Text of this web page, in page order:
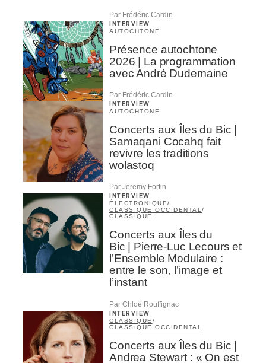
Par Frédéric Cardin
INTERVIEW
AUTOCHTONE
Présence autochtone
2026 | La programmation
avec André Dudemaine
Par Frédéric Cardin
INTERVIEW
AUTOCHTONE
Concerts aux Îles du Bic |
Samaqani Cocahq fait
revivre les traditions
wolastoq
Par Jeremy Fortin
INTERVIEW
ÉLECTRONIQUE/
CLASSIQUE OCCIDENTAL/
CLASSIQUE
Concerts aux Îles du
Bic | Pierre-Luc Lecours et
l’Ensemble Modulaire :
entre le son, l’image et
l’instant
Par Chloé Rouffignac
INTERVIEW
CLASSIQUE /
CLASSIQUE OCCIDENTAL
Concerts aux Îles du Bic |
Andrea Stewart : « On est